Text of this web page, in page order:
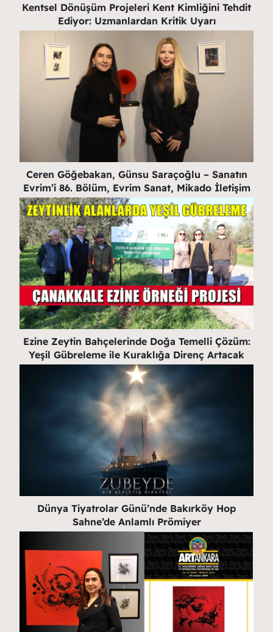
Kentsel Dönüşüm Projeleri Kent Kimliğini Tehdit
Ediyor: Uzmanlardan Kritik Uyarı
Ceren Göğebakan, Günsu Saraçoğlu – Sanatın
Evrim’i 86. Bölüm, Evrim Sanat, Mikado İletişim
Ezine Zeytin Bahçelerinde Doğa Temelli Çözüm:
Yeşil Gübreleme ile Kuraklığa Direnç Artacak
Dünya Tiyatrolar Günü’nde Bakırköy Hop
Sahne’de Anlamlı Prömiyer